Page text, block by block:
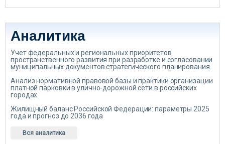
Аналитика
Учет федеральных и региональных приоритетов
пространственного развития при разработке и согласовании
муниципальных документов стратегического планирования
Анализ нормативной правовой базы и практики организации
платной парковки в улично-дорожной сети в российских
городах
Жилищный баланс Российской Федерации: параметры 2025
года и прогноз до 2036 года
Вся аналитика